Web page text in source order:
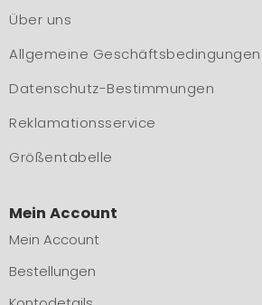
Über uns
Allgemeine Geschäftsbedingungen
Datenschutz-Bestimmungen
Reklamationsservice
Größentabelle
Mein Account
Mein Account
Bestellungen